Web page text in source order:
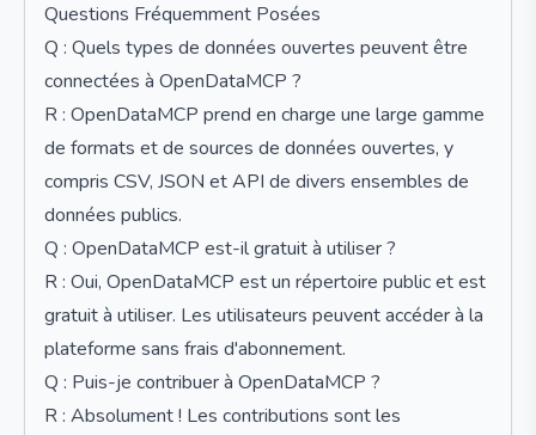
Questions Fréquemment Posées
Q : Quels types de données ouvertes peuvent être
connectées à OpenDataMCP ?
R : OpenDataMCP prend en charge une large gamme
de formats et de sources de données ouvertes, y
compris CSV, JSON et API de divers ensembles de
données publics.
Q : OpenDataMCP est-il gratuit à utiliser ?
R : Oui, OpenDataMCP est un répertoire public et est
gratuit à utiliser. Les utilisateurs peuvent accéder à la
plateforme sans frais d'abonnement.
Q : Puis-je contribuer à OpenDataMCP ?
R : Absolument ! Les contributions sont les